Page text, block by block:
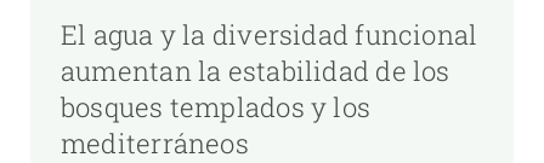
El agua y la diversidad funcional
aumentan la estabilidad de los
bosques templados y los
mediterráneos